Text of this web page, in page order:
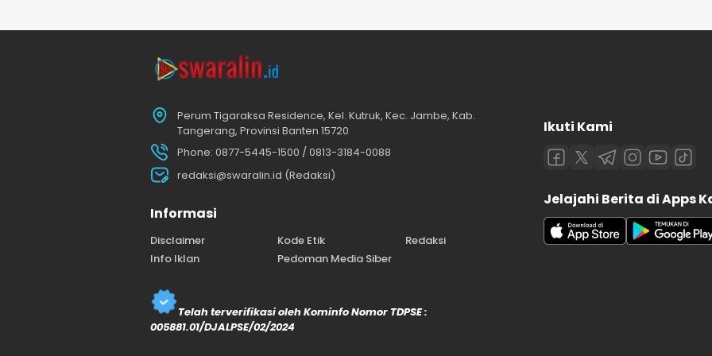
Perum Tigaraksa Residence, Kel. Kutruk, Kec. Jambe, Kab.
Tangerang, Provinsi Banten 15720
Phone: 0877-5445-1500 / 0813-3184-0088
redaksi@swaralin.id (Redaksi)
Informasi
Disclaimer Kode Etik
Redaksi
Info Iklan
Pedoman Media Siber
Telah terverifikasi oleh Kominfo Nomor TDPSE :
005881.01/DJALPSE/02/2024
Ikuti Kami
Jelajahi Berita di Apps